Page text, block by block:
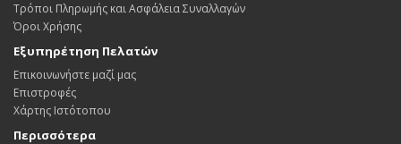
Τρόποι Πληρωμής και Ασφάλεια Συναλλαγών
Όροι Χρήσης
Εξυπηρέτηση Πελατών
Επικοινωνήστε μαζί μας
Επιστροφές
Χάρτης Ιστότοπου
Περισσότερα